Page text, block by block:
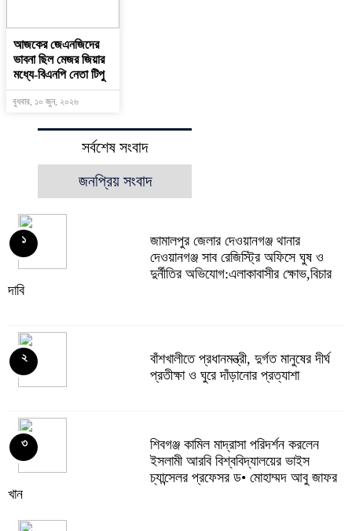
আজকের জেএনজিদের
ভাবনা ছিল মেজর জিয়ার
মধ্যে-বিএনপি নেতা টিপু
বুধবার, ১০ জুন, ২০২৬
সর্বশেষ সংবাদ
জনপ্রিয় সংবাদ
জামালপুর জেলার দেওয়ানগঞ্জ থানার
দেওয়ানগঞ্জ সাব রেজিস্ট্রি অফিসে ঘুষ ও
দুর্নীতির অভিযোগ:এলাকাবাসীর ক্ষোভ,বিচার
দাবি
১
বাঁশখালীতে প্রধানমন্ত্রী, দুর্গত মানুষের দীর্ঘ
প্রতীক্ষা ও ঘুরে দাঁড়ানোর প্রত্যাশা
২
শিবগঞ্জ কামিল মাদ্রাসা পরিদর্শন করলেন
ইসলামী আরবি বিশ্ববিদ্যালয়ের ভাইস
চ্যান্সেলর প্রফেসর ড• মোহাম্মদ আবু জাফর
খান
৩